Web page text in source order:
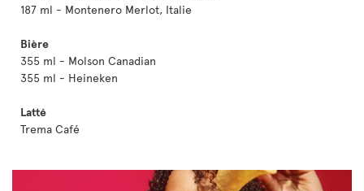
187 ml - Montenero Merlot, Italie
Bière
355 ml - Molson Canadian
355 ml - Heineken
Latté
Trema Café